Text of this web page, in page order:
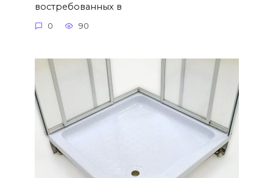
востребованных в
0 90